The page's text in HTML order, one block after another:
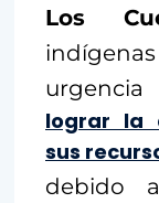
Los
lograr la
sus
debido